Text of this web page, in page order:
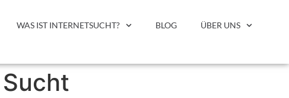
WAS IST INTERNETSUCHT? BLOG ÜBER UNS